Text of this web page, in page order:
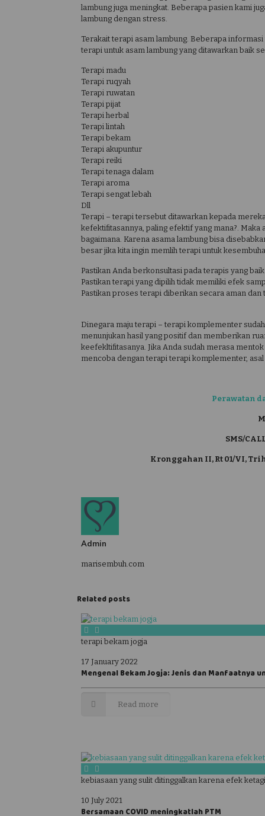
lambung juga meningkat. Beberapa pasien kami
lambung dengan stress.
Terakait terapi asam lambung. Beberapa
terapi untuk asam lambung yang ditawarkan baik
Terapi madu
Terapi ruqyah
Terapi ruwatan
Terapi pijat
Terapi herbal
Terapi lintah
Terapi bekam
Terapi akupuntur
Terapi reiki
Terapi tenaga dalam
Terapi aroma
Terapi sengat lebah
Dll
Terapi – terapi tersebut ditawarkan kepada
kefektifitasannya, paling efektif yang mana?. Maka
bagaimana. Karena asama lambung bisa
besar jika kita ingin memlih terapi untuk
Pastikan Anda berkonsultasi pada terapis yang
Pastikan terapi yang dipilih tidak memiliki efek
Pastikan proses terapi diberikan secara aman
Dinegara maju terapi – terapi komplementer
menunjukan hasil yang positif dan memberikan
keefekltifitasanya. Jika Anda sudah merasa
mencoba dengan terapi terapi komplementer,
Perawatan
SMS/
Kronggahan II, Rt 01/VI,
Admin
marisembuh.com
Related posts
terapi bekam jogja
17 January 2022
Mengenal Bekam Jogja: Jenis dan Manfaatnya
Read more
kebiasaan yang sulit ditinggalkan karena efek
10 July 2021
Bersamaan COVID meningkatlah PTM